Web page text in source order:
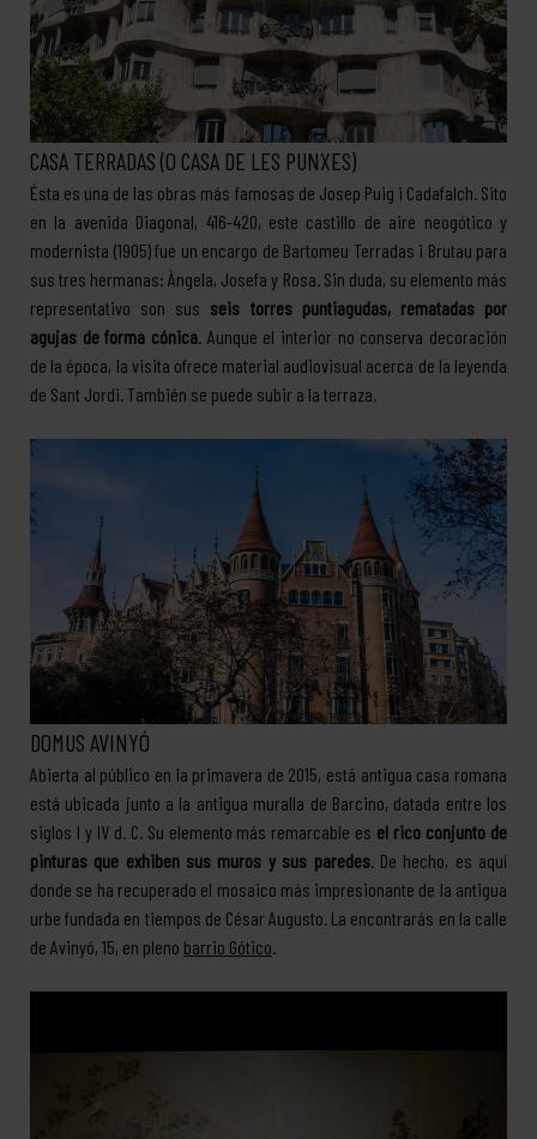
CASA TERRADAS (O CASA DE LES PUNXES)
Ésta es una de las obras más famosas de Josep Puig i Cadafalch. Sito
en la avenida Diagonal, 416-420, este castillo de aire neogótico y
modernista (1905) fue un encargo de Bartomeu Terradas i Brutau para
sus tres hermanas: Àngela, Josefa y Rosa. Sin duda, su elemento más
representativo son sus seis torres puntiagudas, rematadas por
agujas de forma cónica . Aunque el interior no conserva decoración
de la época, la visita ofrece material audiovisual acerca de la leyenda
de Sant Jordi. También se puede subir a la terraza.
DOMUS AVINYÓ
Abierta al público en la primavera de 2015, está antigua casa romana
está ubicada junto a la antigua muralla de Barcino, datada entre los
siglos I y IV d. C. Su elemento más remarcable es el rico conjunto de
pinturas que exhiben sus muros y sus paredes. De hecho, es aquí
donde se ha recuperado el mosaico más impresionante de la antigua
urbe fundada en tiempos de César Augusto. La encontrarás en la calle
de Avinyó, 15, en pleno barrio Gótico.